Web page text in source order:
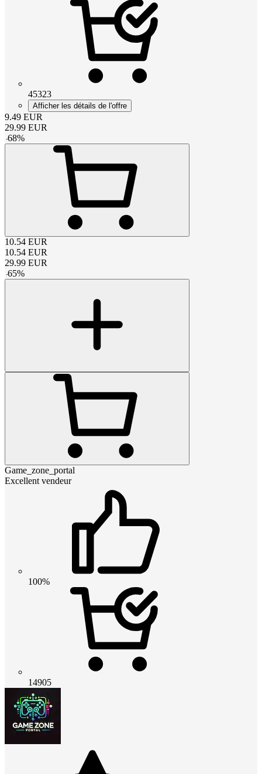
45323
Afficher les détails de l'offre
9.49 EUR
29.99 EUR
-68%
10.54 EUR
10.54 EUR
29.99 EUR
-65%
Game_zone_portal
Excellent vendeur
100%
14905